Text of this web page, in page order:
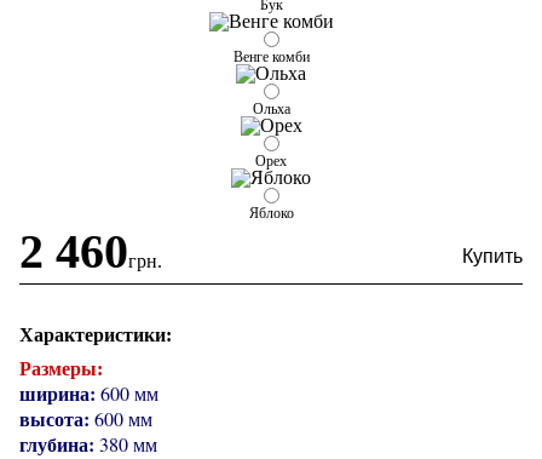
Бук
Венге комби
Ольха
Орех
Яблоко
2 460грн.
Характеристики:
Размеры:
ширина: 600 мм
высота: 600 мм
глубина: 380 мм